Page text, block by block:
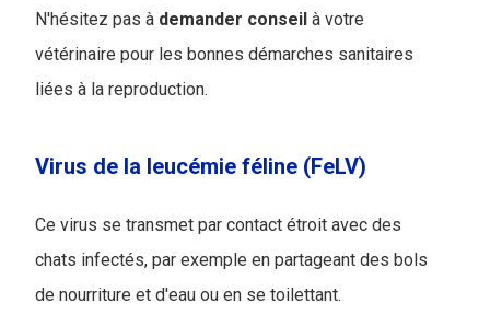
N'hésitez pas à demander conseil à votre
vétérinaire pour les bonnes démarches sanitaires
liées à la reproduction.
Virus de la leucémie féline (FeLV)
Ce virus se transmet par contact étroit avec des
chats infectés, par exemple en partageant des bols
de nourriture et d'eau ou en se toilettant.